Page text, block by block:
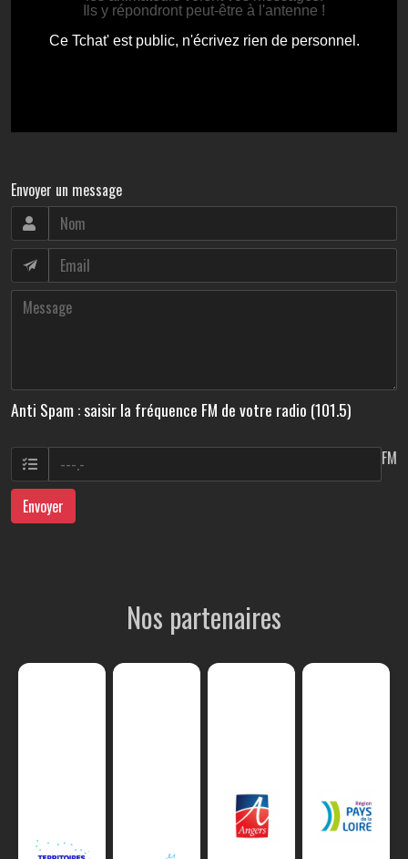
Envoyer un message
Anti Spam : saisir la fréquence FM de votre radio (101.5)
FM
Envoyer
Nos partenaires